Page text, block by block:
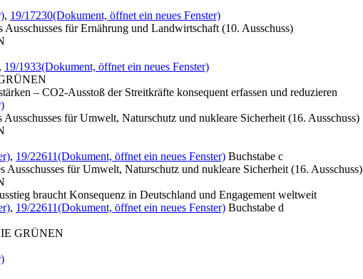
, 19/17230(Dokument, öffnet ein neues Fenster)
für Ernährung und Landwirtschaft (10. Ausschuss)
, 19/1933(Dokument, öffnet ein neues Fenster)
– CO2-Ausstoß der Streitkräfte konsequent erfassen und reduzieren
für Umwelt, Naturschutz und nukleare Sicherheit (16. Ausschuss)
, 19/22611(Dokument, öffnet ein neues Fenster) Buchstabe c
Ausschusses für Umwelt, Naturschutz und nukleare Sicherheit (16. Ausschuss)
braucht Konsequenz in Deutschland und Engagement weltweit
, 19/22611(Dokument, öffnet ein neues Fenster) Buchstabe d
GRÜNEN